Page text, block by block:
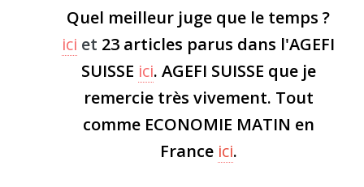
Quel meilleur juge que le temps ?
ici et 23 articles parus dans l'AGEFI
SUISSE ici. AGEFI SUISSE que je
remercie très vivement. Tout
comme ECONOMIE MATIN en
France ici.